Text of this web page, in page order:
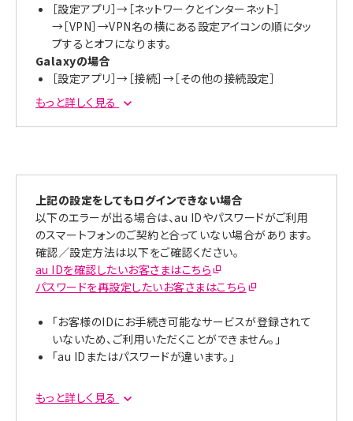
［設定アプリ］→［ネットワークとインターネット］
→［VPN］→VPN名の横にある設定アイコンの順にタッ
プするとオフになります。
Galaxyの場合
［設定アプリ］→［接続］→［その他の接続設定］
→［VPN］→VPN名の横にある設定アイコンの順にタッ
プするとオフになります。
Xperiaの場合
もっと詳しく見る
上記の設定をしてもログインできない場合
以下のエラーが出る場合は、au IDやパスワードがご利用
のスマートフォンのご契約と合っていない場合があります。
確認／設定方法は以下をご確認ください。
au IDを確認したいお客さまはこちら
パスワードを再設定したいお客さまはこちら
「お客様のIDにお手続き可能なサービスが登録されて
いないため、ご利用いただくことができません。」
「au IDまたはパスワードが違います。」
もっと詳しく見る